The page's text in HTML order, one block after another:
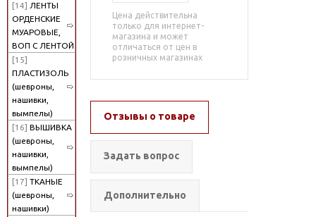
[14] ЛЕНТЫ
ОРДЕНСКИЕ
МУАРОВЫЕ,
ВОП С ЛЕНТОЙ
[15]
ПЛАСТИЗОЛЬ
(шевроны,
нашивки,
вымпелы)
[16] ВЫШИВКА
(шевроны,
нашивки,
вымпелы)
[17] ТКАНЫЕ
(шевроны,
нашивки)
Цена действительна
только для интернет-
магазина и может
отличаться от цен в
розничных магазинах
Отзывы о товаре
Задать вопрос
Дополнительно